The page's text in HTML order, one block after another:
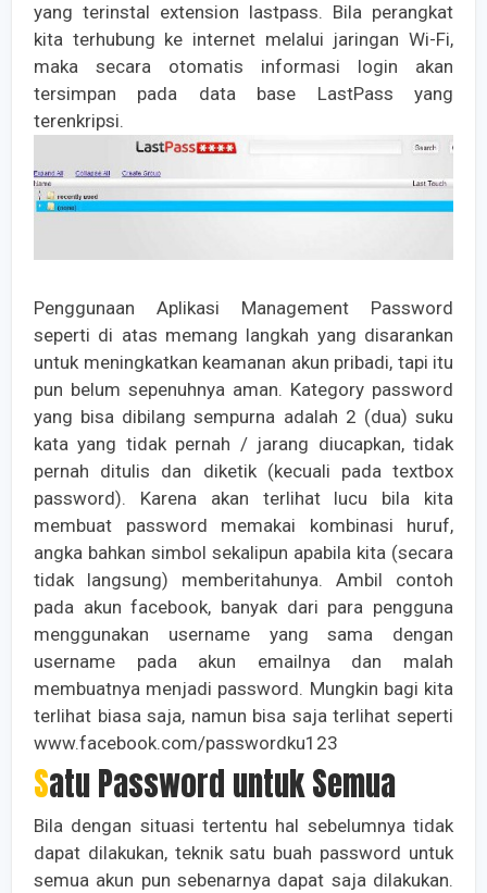
yang terinstal extension lastpass. Bila perangkat
kita terhubung ke internet melalui jaringan Wi-Fi,
maka secara otomatis informasi login akan
tersimpan pada data base LastPass yang
terenkripsi.
Penggunaan Aplikasi Management Password
seperti di atas memang langkah yang disarankan
untuk meningkatkan keamanan akun pribadi, tapi itu
pun belum sepenuhnya aman. Kategory password
yang bisa dibilang sempurna adalah 2 (dua) suku
kata yang tidak pernah / jarang diucapkan, tidak
pernah ditulis dan diketik (kecuali pada textbox
password). Karena akan terlihat lucu bila kita
membuat password memakai kombinasi huruf,
angka bahkan simbol sekalipun apabila kita (secara
tidak langsung) memberitahunya. Ambil contoh
pada akun facebook, banyak dari para pengguna
menggunakan username yang sama dengan
username pada akun emailnya dan malah
membuatnya menjadi password. Mungkin bagi kita
terlihat biasa saja, namun bisa saja terlihat seperti
www.facebook.com/passwordku123
Satu Password untuk Semua
Bila dengan situasi tertentu hal sebelumnya tidak
dapat dilakukan, teknik satu buah password untuk
semua akun pun sebenarnya dapat saja dilakukan.